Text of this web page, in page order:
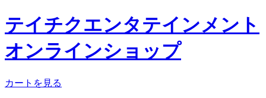
テイチクエンタテインメント
オンラインショップ
カートを見る